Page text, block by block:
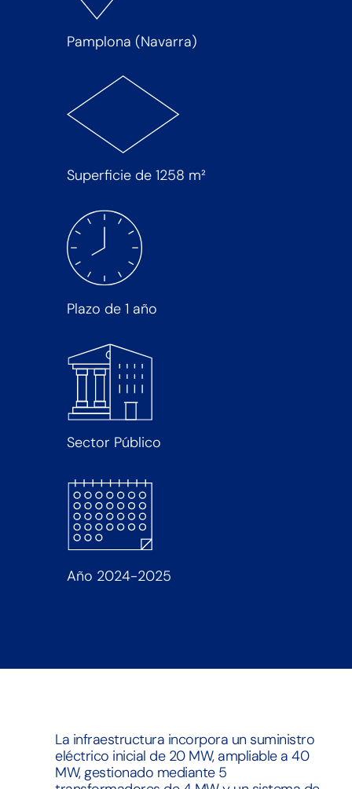
Pamplona (Navarra)
Superficie de 1258 m²
Plazo de 1 año
Sector Público
Año 2024-2025
La infraestructura incorpora un suministro
eléctrico inicial de 20 MW, ampliable a 40
MW, gestionado mediante 5